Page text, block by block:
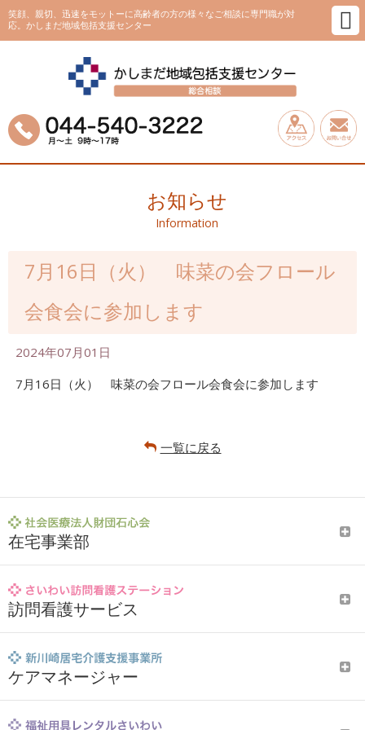
笑顔、親切、迅速をモットーに高齢者の方の様々なご相談に専門職が対
応。かしまだ地域包括支援センター
お知らせ
Information
7月16日（火） 味菜の会フロール
会食会に参加します
2024年07月01日
7月16日（火） 味菜の会フロール会食会に参加します
一覧に戻る
在宅事業部
訪問看護サービス
ケアマネージャー